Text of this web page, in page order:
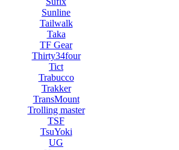
Sunline
Tailwalk
Taka
TF Gear
Thirty34four
Tict
Trabucco
Trakker
TransMount
Trolling master
TSF
TsuYoki
UG